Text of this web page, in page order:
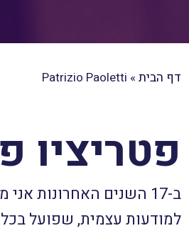
דף הבית »
Patrizio Paoletti
פטריציו
ב-17 השנים האחרונות אני מתאמנת אצל
למודעות עצמית, שפועל